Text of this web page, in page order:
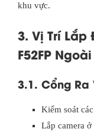
khu vực.
3. Vị Trí
F52FP
3.1. Cổng Ra
Kiểm soát
Lắp camera